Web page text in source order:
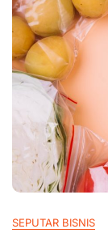
SEPUTAR BISNIS